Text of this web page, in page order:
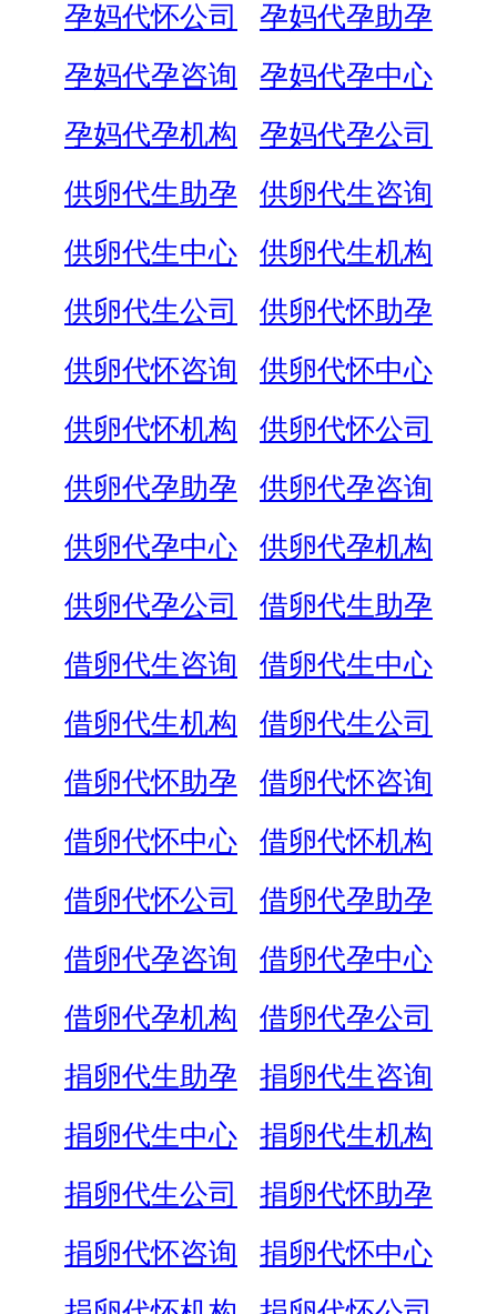
孕妈代怀公司
孕妈代孕助孕
孕妈代孕咨询
孕妈代孕中心
孕妈代孕机构
孕妈代孕公司
供卵代生助孕
供卵代生咨询
供卵代生中心
供卵代生机构
供卵代生公司
供卵代怀助孕
供卵代怀咨询
供卵代怀中心
供卵代怀机构
供卵代怀公司
供卵代孕助孕
供卵代孕咨询
供卵代孕中心
供卵代孕机构
供卵代孕公司
借卵代生助孕
借卵代生咨询
借卵代生中心
借卵代生机构
借卵代生公司
借卵代怀助孕
借卵代怀咨询
借卵代怀中心
借卵代怀机构
借卵代怀公司
借卵代孕助孕
借卵代孕咨询
借卵代孕中心
借卵代孕机构
借卵代孕公司
捐卵代生助孕
捐卵代生咨询
捐卵代生中心
捐卵代生机构
捐卵代生公司
捐卵代怀助孕
捐卵代怀咨询
捐卵代怀中心